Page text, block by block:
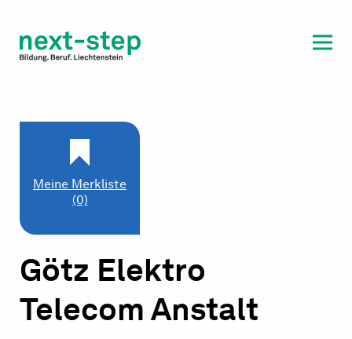
Beratung & Unterstützung
Götz Elektro
Telecom Anstalt
Meine Merkliste
(0)